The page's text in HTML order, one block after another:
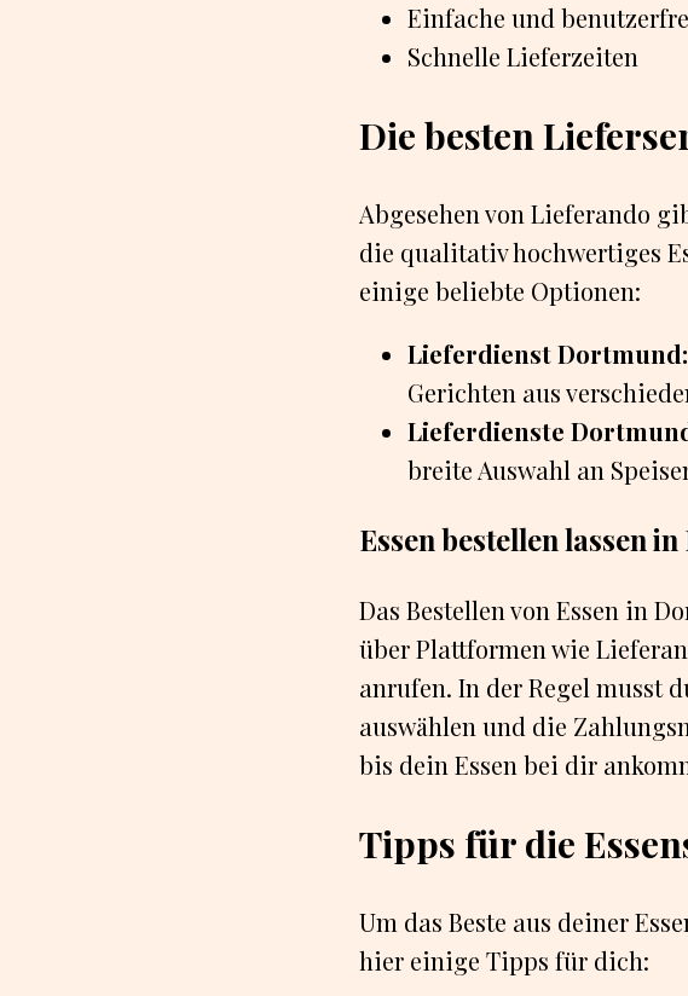
Einfache und
Schnelle Lieferzeiten
Die besten
Abgesehen von Lieferando
die qualitativ hochwertiges
einige beliebte Optionen:
Lieferdienst Dortmund:
Gerichten aus
Lieferdienste
breite Auswahl an
Essen bestellen lassen
Das Bestellen von Essen in
über Plattformen wie
anrufen. In der Regel musst
auswählen und die
bis dein Essen bei dir
Tipps für die
Um das Beste aus deiner
hier einige Tipps für dich: